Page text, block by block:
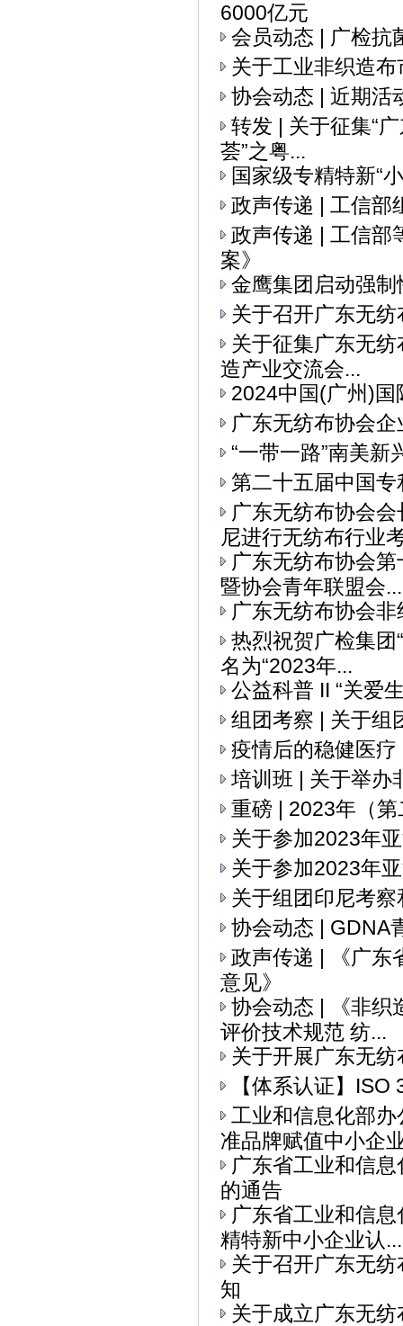
6000亿元
会员动态 | 广检抗
关于工业非织造
协会动态 | 近期活
转发 | 关于征集“
荟”之粤...
国家级专精特新“
政声传递 | 工信部
政声传递 | 工信部
案》
金鹰集团启动强
关于召开广东无
关于征集广东无
造产业交流会...
2024中国(广州)
广东无纺布协会
“一带一路”南美
第二十五届中国
广东无纺布协会
尼进行无纺布行业
广东无纺布协会
暨协会青年联盟会...
广东无纺布协会
热烈祝贺广检集团
名为“2023年...
公益科普 II “关爱
组团考察 | 关于组
疫情后的稳健医
培训班 | 关于举办
重磅 | 2023年（
关于参加2023年
关于参加2023年
关于组团印尼考
协会动态 | GDNA
政声传递 | 《广东
意见》
协会动态 | 《非织
评价技术规范 纺...
关于开展广东无
【体系认证】
工业和信息化部
准品牌赋值中小企
广东省工业和信
的通告
广东省工业和信
精特新中小企业认...
关于召开广东无
知
关于成立广东无